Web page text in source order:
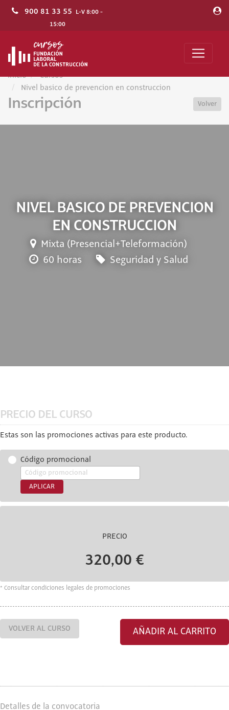
900 81 33 55 L-V 8:00 -
15:00
Inicio
Cursos
Nivel basico de prevencion en construccion
Inscripción Volver
NIVEL BASICO DE PREVENCION
EN CONSTRUCCION
Mixta (Presencial+Teleformación)
60 horas
Seguridad y Salud
PRECIO DEL CURSO
Estas son las promociones activas para este producto.
Código promocional
APLICAR
PRECIO
320,00 €
* Consultar condiciones legales de promociones
VOLVER AL CURSO AÑADIR AL CARRITO
Detalles de la convocatoria